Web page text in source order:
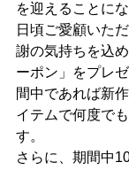
を迎えることにな
日頃ご愛顧いた
謝の気持ちを込
ーポン」をプレ
間中であれば新
イテムで何度で
す。
さらに、期間中